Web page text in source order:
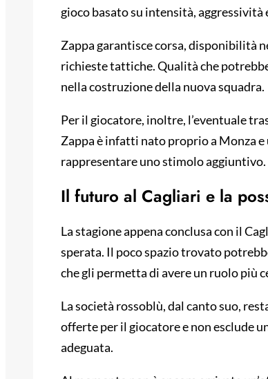
gioco basato su intensità, aggressività
Zappa garantisce corsa, disponibilità
richieste tattiche. Qualità che
nella costruzione della nuova squadra.
Per il giocatore, inoltre, l’eventuale
Zappa è infatti nato proprio a Monza
rappresentare uno stimolo aggiuntivo.
Il futuro al Cagliari e la
La stagione appena conclusa con il
sperata. Il poco spazio trovato
che gli permetta di avere un ruolo più
La società rossoblù, dal canto suo,
offerte per il giocatore e non esclude
adeguata.